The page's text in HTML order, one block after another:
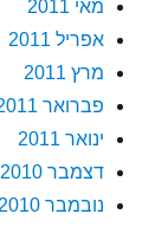
מאי 2011
אפריל 2011
מרץ 2011
פברואר 2011
ינואר 2011
דצמבר 2010
נובמבר 2010